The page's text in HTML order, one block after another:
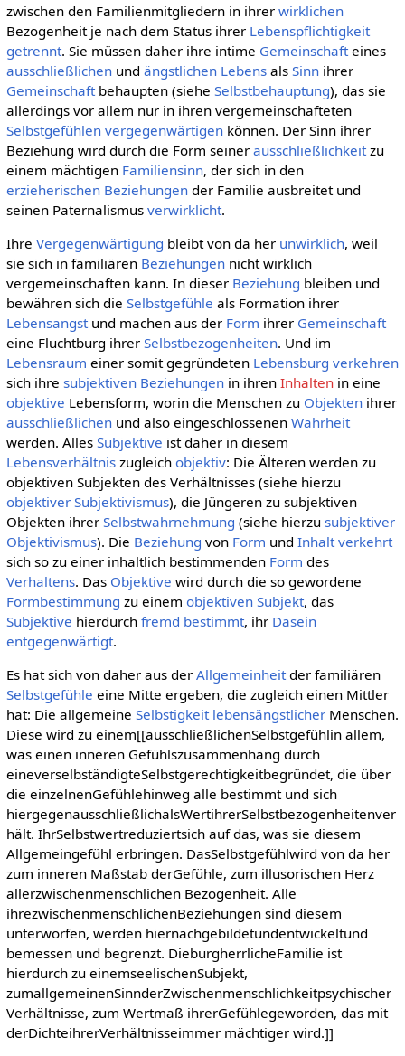
zwischen den Familienmitgliedern in ihrer wirklichen
Bezogenheit je nach dem Status ihrer Lebenspflichtigkeit
getrennt. Sie müssen daher ihre intime Gemeinschafteines
ausschließlichenund ängstlichen Lebensals Sinnihrer
Gemeinschaftbehaupten (siehe Selbstbehauptung), das sie
allerdings vor allem nur in ihren vergemeinschafteten
Selbstgefühlen vergegenwärtigenkönnen. Der Sinn ihrer
Beziehung wird durch die Form seiner ausschließlichkeitzu
einem mächtigen Familiensinn, der sich in den
erzieherischen Beziehungender Familie ausbreitet und
seinen Paternalismus verwirklicht.
Ihre Vergegenwärtigung bleibt von da her unwirklich, weil
sie sich in familiären Beziehungennicht wirklich
vergemeinschaften kann. In dieser Beziehung bleiben und
bewähren sich die Selbstgefühle als Formation ihrer
Lebensangstund machen aus der Form ihrer Gemeinschaft
eine Fluchtburg ihrer Selbstbezogenheiten. Und im
Lebensraum einer somit gegründeten Lebensburg verkehren
sich ihre subjektiven Beziehungenin ihren Inhaltenin eine
objektive Lebensform, worin die Menschen zu Objektenihrer
ausschließlichenund also eingeschlossenen Wahrheit
werden. Alles Subjektive ist daher in diesem
Lebensverhältniszugleich objektiv: Die Älteren werden zu
objektiven Subjekten des Verhältnisses (siehe hierzu
objektiver Subjektivismus), die Jüngeren zu subjektiven
Objekten ihrer Selbstwahrnehmung (siehe hierzu subjektiver
Objektivismus). Die Beziehung von Form und Inhalt verkehrt
sich so zu einer inhaltlich bestimmenden Form des
Verhaltens. Das Objektive wird durch die so gewordene
Formbestimmung zu einem objektiven Subjekt, das
Subjektive hierdurch fremd bestimmt, ihr Dasein
entgegenwärtigt.
Es hat sich von daher aus der Allgemeinheitder familiären
Selbstgefühle eine Mitte ergeben, die zugleich einen Mittler
hat: Die allgemeine Selbstigkeit lebensängstlicherMenschen.
Diese wird zu einem[[ausschließlichenSelbstgefühlin allem,
was einen inneren Gefühlszusammenhang durch
eineverselbständigteSelbstgerechtigkeitbegründet, die über
die einzelnenGefühlehinweg alle bestimmt und sich
hiergegenausschließlichalsWertihrerSelbstbezogenheitenver
hält. IhrSelbstwertreduziertsich auf das, was sie diesem
Allgemeingefühl erbringen. DasSelbstgefühlwird von da her
zum inneren Maßstab derGefühle, zum illusorischen Herz
allerzwischenmenschlichen Bezogenheit. Alle
ihrezwischenmenschlichenBeziehungen sind diesem
unterworfen, werden hiernachgebildetundentwickeltund
bemessen und begrenzt. DieburgherrlicheFamilie ist
hierdurch zu einemseelischenSubjekt,
zumallgemeinenSinnderZwischenmenschlichkeitpsychischer
Verhältnisse, zum Wertmaß ihrerGefühlegeworden, das mit
derDichteihrerVerhältnisseimmer mächtiger wird.]]